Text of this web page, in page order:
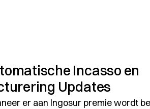
Incasso en
Updates
er aan Ingosur premie wordt